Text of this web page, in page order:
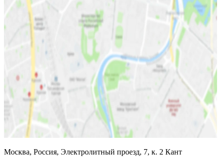
Москва, Россия, Электролитный проезд, 7, к. 2 Кант